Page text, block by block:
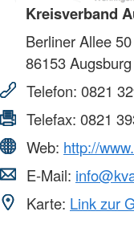
Kreisverband
Berliner Allee
86153Augsburg
Telefon: 0821
Telefax: 0821
Web: http://
E-Mail:
Karte: Link zur